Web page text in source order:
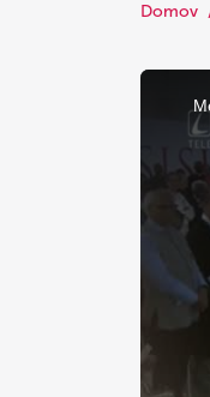
Domov
This